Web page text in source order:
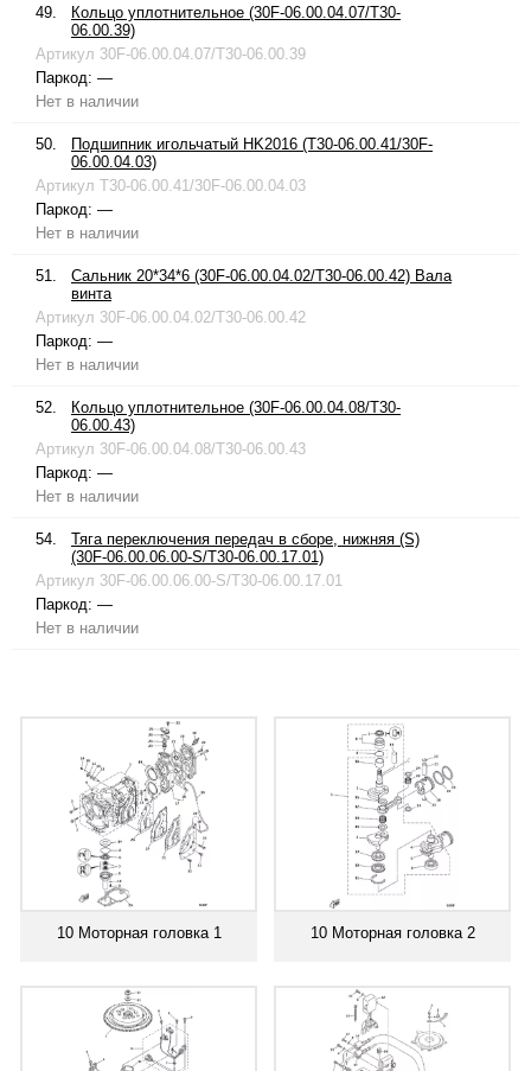
49.
Кольцо уплотнительное (30F-06.00.04.07/T30-
06.00.39)
Артикул 30F-06.00.04.07/T30-06.00.39
Паркод: —
Нет в наличии
50.
Подшипник игольчатый HK2016 (T30-06.00.41/30F-
06.00.04.03)
Артикул T30-06.00.41/30F-06.00.04.03
Паркод: —
Нет в наличии
51.
Сальник 20*34*6 (30F-06.00.04.02/T30-06.00.42) Вала
винта
Артикул 30F-06.00.04.02/T30-06.00.42
Паркод: —
Нет в наличии
52.
Кольцо уплотнительное (30F-06.00.04.08/T30-
06.00.43)
Артикул 30F-06.00.04.08/T30-06.00.43
Паркод: —
Нет в наличии
54.
Тяга переключения передач в сборе, нижняя (S)
(30F-06.00.06.00-S/T30-06.00.17.01)
Артикул 30F-06.00.06.00-S/T30-06.00.17.01
Паркод: —
Нет в наличии
10 Моторная головка 1 10 Моторная головка 2